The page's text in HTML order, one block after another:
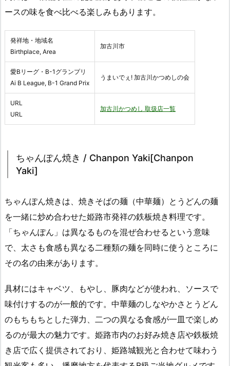
ースの味を食べ比べる楽しみもあります。
発祥地・地域名
Birthplace, Area
加古川市
愛Bリーグ・B-1グランプリ
Ai B League, B-1 Grand Prix
うまいでぇ! 加古川かつめしの会
URL
URL
加古川かつめし 取扱店一覧
ちゃんぽん焼き / Chanpon Yaki[Chanpon
Yaki]
ちゃんぽん焼きは、焼きそばの麺（中華麺）とうどんの麺
を一緒に炒め合わせた姫路市発祥の鉄板焼き料理です。
「ちゃんぽん」は異なるものを混ぜ合わせるという意味
で、太さも食感も異なる二種類の麺を同時に使うところに
その名の由来があります。
具材にはキャベツ、もやし、豚肉などが使われ、ソースで
味付けするのが一般的です。中華麺のしなやかさとうどん
のもちもちとした弾力、二つの異なる食感が一皿で楽しめ
るのが最大の魅力です。姫路市内のお好み焼き店や鉄板焼
き店で広く提供されており、姫路城観光と合わせて味わう